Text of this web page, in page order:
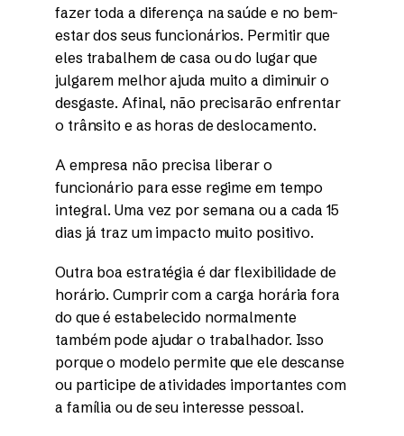
fazer toda a diferença na saúde e no bem-
estar dos seus funcionários. Permitir que
eles trabalhem de casa ou do lugar que
julgarem melhor ajuda muito a diminuir o
desgaste. Afinal, não precisarão enfrentar
o trânsito e as horas de deslocamento.
A empresa não precisa liberar o
funcionário para esse regime em tempo
integral. Uma vez por semana ou a cada 15
dias já traz um impacto muito positivo.
Outra boa estratégia é dar flexibilidade de
horário. Cumprir com a carga horária fora
do que é estabelecido normalmente
também pode ajudar o trabalhador. Isso
porque o modelo permite que ele descanse
ou participe de atividades importantes com
a família ou de seu interesse pessoal.